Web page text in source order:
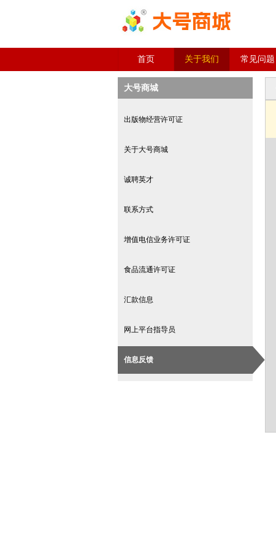
首页 关于我们 常见问题
大号商城
出版物经营许可证
关于大号商城
诚聘英才
联系方式
增值电信业务许可证
食品流通许可证
汇款信息
网上平台指导员
信息反馈